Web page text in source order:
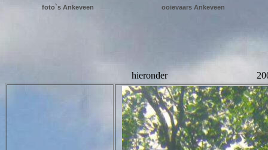
foto`s Ankeveen ooievaars Ankeveen
hieronder